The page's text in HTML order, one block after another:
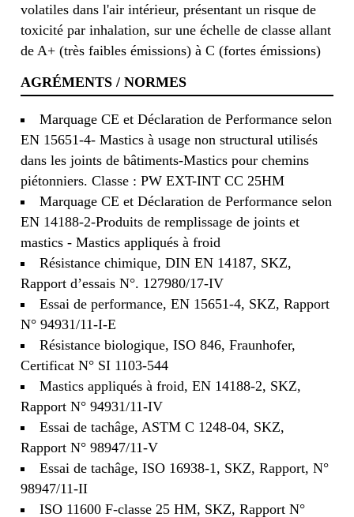
volatiles dans l'air intérieur, présentant un risque de
toxicité par inhalation, sur une échelle de classe allant
de A+ (très faibles émissions) à C (fortes émissions)
AGRÉMENTS / NORMES
Marquage CE et Déclaration de Performance selon
EN 15651-4- Mastics à usage non structural utilisés
dans les joints de bâtiments-Mastics pour chemins
piétonniers. Classe : PW EXT-INT CC 25HM
Marquage CE et Déclaration de Performance selon
EN 14188-2-Produits de remplissage de joints et
mastics - Mastics appliqués à froid
Résistance chimique, DIN EN 14187, SKZ,
Rapport d’essais N°. 127980/17-IV
Essai de performance, EN 15651-4, SKZ, Rapport
N° 94931/11-I-E
Résistance biologique, ISO 846, Fraunhofer,
Certificat N° SI 1103-544
Mastics appliqués à froid, EN 14188-2, SKZ,
Rapport N° 94931/11-IV
Essai de tachâge, ASTM C 1248-04, SKZ,
Rapport N° 98947/11-V
Essai de tachâge, ISO 16938-1, SKZ, Rapport, N°
98947/11-II
ISO 11600 F-classe 25 HM, SKZ, Rapport N°